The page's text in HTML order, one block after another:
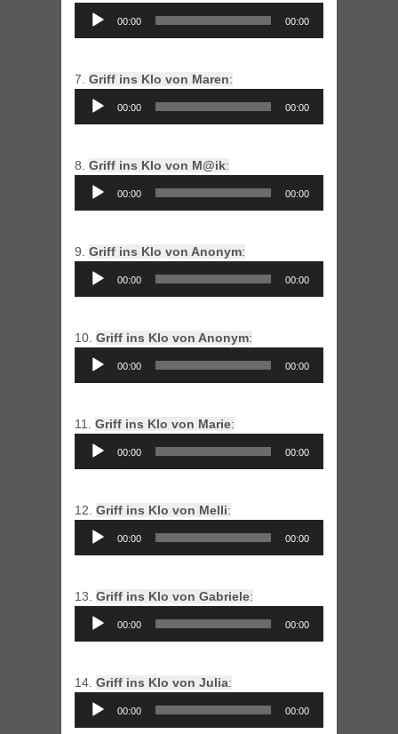
Audio
Player
00:00 00:00
7. Griff ins Klo von Maren:
Audio
Player
00:00 00:00
8. Griff ins Klo von M@ik:
Audio
Player
00:00 00:00
9. Griff ins Klo von Anonym:
Audio
Player
00:00 00:00
10. Griff ins Klo von Anonym:
Audio
Player
00:00 00:00
11. Griff ins Klo von Marie:
Audio
Player
00:00 00:00
12. Griff ins Klo von Melli:
Audio
Player
00:00 00:00
13. Griff ins Klo von Gabriele:
Audio
Player
00:00 00:00
14. Griff ins Klo von Julia:
Audio
Player
00:00 00:00